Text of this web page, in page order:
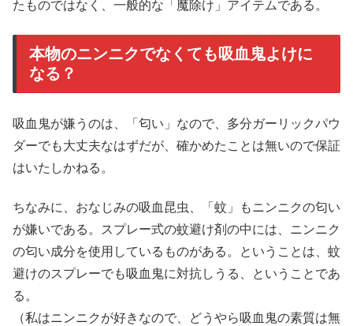
たものではなく、一般的な「魔除け」アイテムである。
本物のニンニクでなくても吸血鬼よけに
なる？
吸血鬼が嫌うのは、「匂い」なので、多分ガーリックパウ
ダーでも大丈夫なはずだが、確かめたことは無いので保証
はいたしかねる。
ちなみに、おなじみの吸血昆虫、「蚊」もニンニクの匂い
が嫌いである。スプレー式の蚊避け剤の中には、ニンニク
の匂い成分を使用しているものがある。ということは、蚊
避けのスプレーでも吸血鬼に対抗しうる、ということであ
る。
（私はニンニクが好きなので、どうやら吸血鬼の素質は無